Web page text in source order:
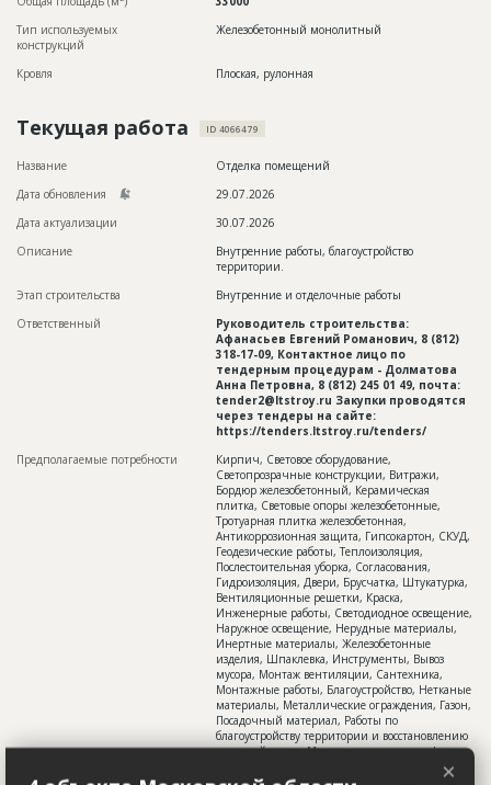
Тип используемых
конструкций
Железобетонный монолитный
Кровля Плоская, рулонная
Текущая работа ID 4066479
Название
Отделка помещений
Дата обновления
29.07.2026
Дата актуализации
30.07.2026
Описание
Внутренние работы, благоустройство
территории.
Этап строительства
Внутренние и отделочные работы
Ответственный
Руководитель строительства:
Афанасьев Евгений Романович, 8 (812)
318-17-09, Контактное лицо по
тендерным процедурам - Долматова
Анна Петровна, 8 (812) 245 01 49, почта:
tender2@ltstroy.ru Закупки проводятся
через тендеры на сайте:
https://tenders.ltstroy.ru/tenders/
Предполагаемые потребности
Кирпич, Световое оборудование,
Светопрозрачные конструкции, Витражи,
Бордюр железобетонный, Керамическая
плитка, Световые опоры железобетонные,
Тротуарная плитка железобетонная,
Антикоррозионная защита, Гипсокартон, СКУД,
Геодезические работы, Теплоизоляция,
Послестоительная уборка, Согласования,
Гидроизоляция, Двери, Брусчатка, Штукатурка,
Вентиляционные решетки, Краска,
Инженерные работы, Светодиодное освещение,
Наружное освещение, Нерудные материалы,
Инертные материалы, Железобетонные
изделия, Шпаклевка, Инструменты, Вывоз
мусора, Монтаж вентиляции, Сантехника,
Монтажные работы, Благоустройство, Нетканые
материалы, Металлические ограждения, Газон,
Посадочный материал, Работы по
благоустройству территории и восстановлению
проезжей части, Малые архитектурные формы,
Сухие смеси, Герметик, Сыпучие материалы,
Вентиляционные системы, Грунтовка, Песок,
×